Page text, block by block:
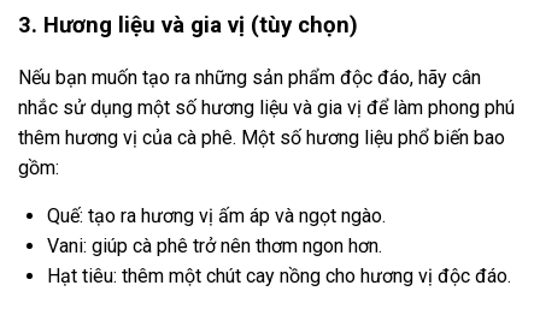
3. Hương liệu và gia vị (tùy chọn)
Nếu bạn muốn tạo ra những sản phẩm độc đáo, hãy cân
nhắc sử dụng một số hương liệu và gia vị để làm phong phú
thêm hương vị của cà phê. Một số hương liệu phổ biến bao
gồm:
Quế: tạo ra hương vị ấm áp và ngọt ngào.
Vani: giúp cà phê trở nên thơm ngon hơn.
Hạt tiêu: thêm một chút cay nồng cho hương vị độc đáo.